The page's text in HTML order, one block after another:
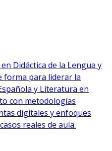
Didáctica de la Lengua y
forma para liderar la
y Literatura en
con metodologías
digitales y enfoques
reales de aula.